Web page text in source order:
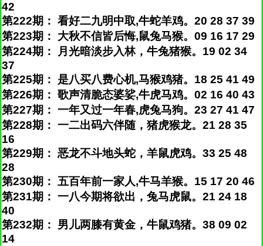
42
第222期： 看好二九明中取,牛蛇羊鸡。20 28 37 39
第223期： 大秋不信皆后悔,鼠兔马猴。09 16 17 29
第224期： 月光暗淡步入林，牛兔猪猴。19 02 34
37
第225期： 是八买八费心机,马猴鸡猪。18 25 41 49
第226期： 歌声清脆态婆娑,牛虎马鸡。02 16 40 43
第227期： 一年又过一年春,虎兔马狗。23 27 41 47
第228期： 一二出码六伴随，猪虎猴龙。21 28 35
16
第229期： 恶龙不斗地头蛇，羊鼠虎鸡。33 25 48
28
第230期： 五百年前一家人,牛马羊猴。15 17 20 46
第231期： 一八今期将欲出，兔马虎鼠。21 24 18
40
第232期： 男儿两膝有黄金，牛鼠鸡猪。38 09 02
14